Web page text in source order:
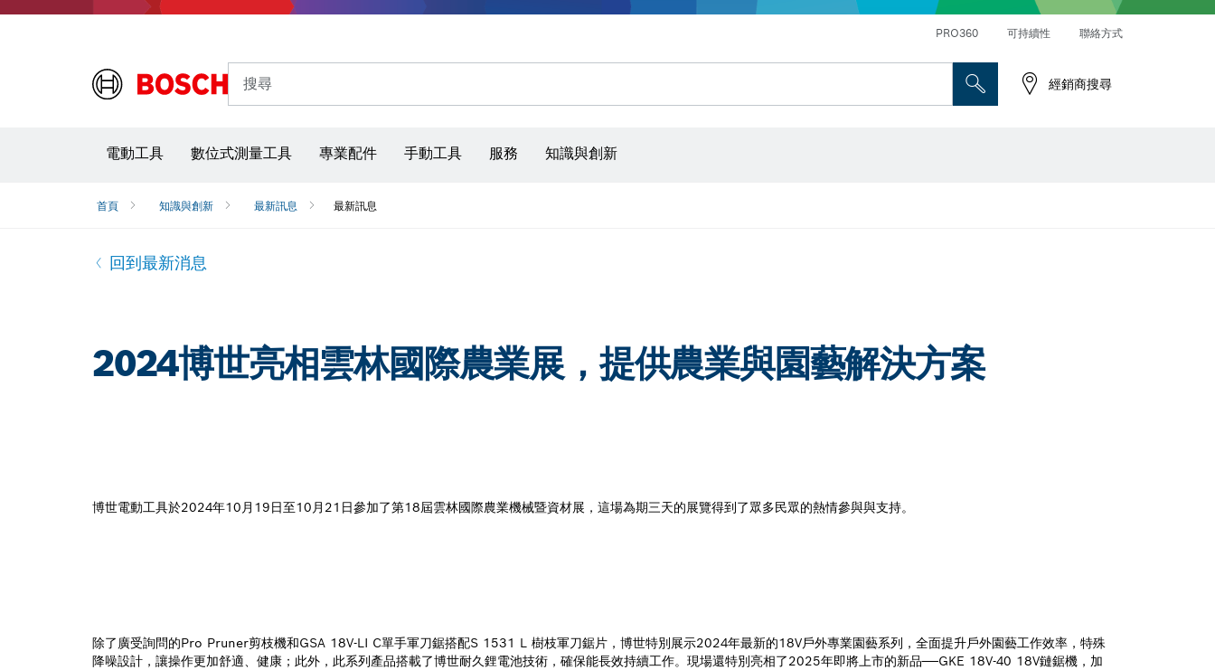
PRO360 可持續性 聯絡方式
搜尋 經銷商搜尋
電動工具 數位式測量工具 專業配件 手動工具 服務 知識與創新
首頁 知識與創新 最新訊息 最新訊息
回到最新消息
2024博世亮相雲林國際農業展，提供農業與園藝解決方案
博世電動工具於2024年10月19日至10月21日參加了第18屆雲林國際農業機械暨資材展，這場為期三天的展覽得到了眾多民眾的熱情參與與支持。
除了廣受詢問的Pro Pruner剪枝機和GSA 18V-LI C單手軍刀鋸搭配S 1531 L 樹枝軍刀鋸片，博世特別展示2024年最新的18V戶外專業園藝系列，全面提升戶外園藝工作效率，特殊
降噪設計，讓操作更加舒適、健康；此外，此系列產品搭載了博世耐久鋰電池技術，確保能長效持續工作。現場還特別亮相了2025年即將上市的新品——GKE 18V-40 18V鏈鋸機，加